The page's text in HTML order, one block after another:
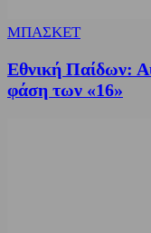
ΜΠΑΣΚΕΤ
Εθνική Παίδων:
φάση των «16»